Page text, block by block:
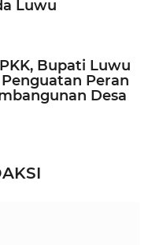
Luwu
Bupati Luwu
Peran
Desa